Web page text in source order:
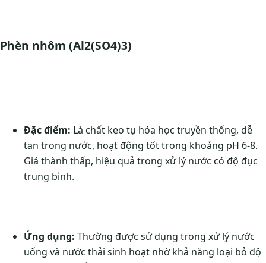
Phèn nhôm (Al2(SO4)3)
Đặc điểm: Là chất keo tụ hóa học truyền thống, dễ
tan trong nước, hoạt động tốt trong khoảng pH 6-8.
Giá thành thấp, hiệu quả trong xử lý nước có độ đục
trung bình.
Ứng dụng: Thường được sử dụng trong xử lý nước
uống và nước thải sinh hoạt nhờ khả năng loại bỏ độ